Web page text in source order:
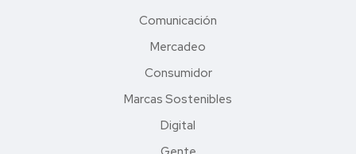
Comunicación
Mercadeo
Consumidor
Marcas Sostenibles
Digital